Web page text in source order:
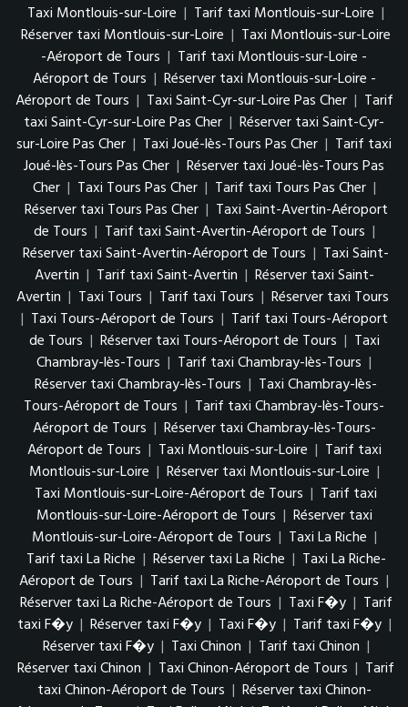
Taxi Montlouis-sur-Loire | Tarif taxi Montlouis-sur-Loire |
Réserver taxi Montlouis-sur-Loire | Taxi Montlouis-sur-Loire
-Aéroport de Tours | Tarif taxi Montlouis-sur-Loire -
Aéroport de Tours | Réserver taxi Montlouis-sur-Loire -
Aéroport de Tours | Taxi Saint-Cyr-sur-Loire Pas Cher | Tarif
taxi Saint-Cyr-sur-Loire Pas Cher | Réserver taxi Saint-Cyr-
sur-Loire Pas Cher | Taxi Joué-lès-Tours Pas Cher | Tarif taxi
Joué-lès-Tours Pas Cher | Réserver taxi Joué-lès-Tours Pas
Cher | Taxi Tours Pas Cher | Tarif taxi Tours Pas Cher |
Réserver taxi Tours Pas Cher | Taxi Saint-Avertin-Aéroport
de Tours | Tarif taxi Saint-Avertin-Aéroport de Tours |
Réserver taxi Saint-Avertin-Aéroport de Tours | Taxi Saint-
Avertin | Tarif taxi Saint-Avertin | Réserver taxi Saint-
Avertin | Taxi Tours | Tarif taxi Tours | Réserver taxi Tours
| Taxi Tours-Aéroport de Tours | Tarif taxi Tours-Aéroport
de Tours | Réserver taxi Tours-Aéroport de Tours | Taxi
Chambray-lès-Tours | Tarif taxi Chambray-lès-Tours |
Réserver taxi Chambray-lès-Tours | Taxi Chambray-lès-
Tours-Aéroport de Tours | Tarif taxi Chambray-lès-Tours-
Aéroport de Tours | Réserver taxi Chambray-lès-Tours-
Aéroport de Tours | Taxi Montlouis-sur-Loire | Tarif taxi
Montlouis-sur-Loire | Réserver taxi Montlouis-sur-Loire |
Taxi Montlouis-sur-Loire-Aéroport de Tours | Tarif taxi
Montlouis-sur-Loire-Aéroport de Tours | Réserver taxi
Montlouis-sur-Loire-Aéroport de Tours | Taxi La Riche |
Tarif taxi La Riche | Réserver taxi La Riche | Taxi La Riche-
Aéroport de Tours | Tarif taxi La Riche-Aéroport de Tours |
Réserver taxi La Riche-Aéroport de Tours | Taxi F�y | Tarif
taxi F�y | Réserver taxi F�y | Taxi F�y | Tarif taxi F�y |
Réserver taxi F�y | Taxi Chinon | Tarif taxi Chinon |
Réserver taxi Chinon | Taxi Chinon-Aéroport de Tours | Tarif
taxi Chinon-Aéroport de Tours | Réserver taxi Chinon-